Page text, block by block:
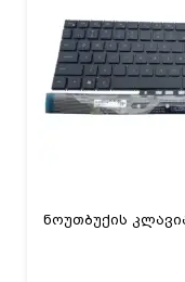
ნოუთბუქის